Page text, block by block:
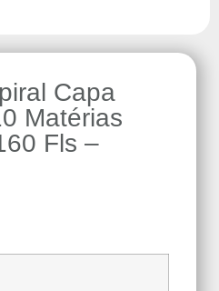
Capa
Matérias
Fls –